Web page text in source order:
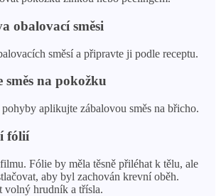
obalovací směsi
směsí a připravte ji podle receptu.
směs na pokožku
aplikujte zábalovou směs na břicho.
fólií
Fólie by měla těsně přiléhat k tělu, ale
aby byl zachován krevní oběh.
volný hrudník a třísla.